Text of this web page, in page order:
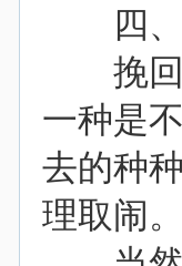
四、
挽回
一种是
去的种
理取闹。